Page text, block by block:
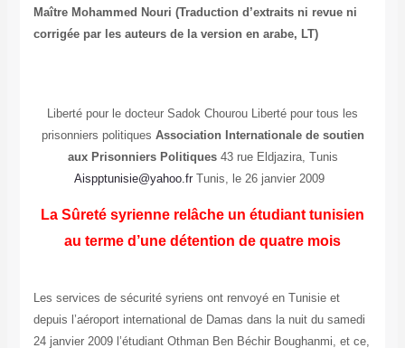
Maître Mohammed Nouri (Traduction d’extraits ni revue ni
corrigée par les auteurs de la version en arabe, LT)
Liberté pour le docteur Sadok Chourou Liberté pour tous les
prisonniers politiques Association Internationale de soutien
aux Prisonniers Politiques43 rue Eldjazira, Tunis
Aispptunisie@yahoo.frTunis, le 26 janvier 2009
La Sûreté syrienne relâche un étudiant tunisien
au terme d’une détention de quatre mois
Les services de sécurité syriens ont renvoyé en Tunisie et
depuis l’aéroport international de Damas dans la nuit du samedi
24 janvier 2009 l’étudiant Othman Ben Béchir Boughanmi, et ce,